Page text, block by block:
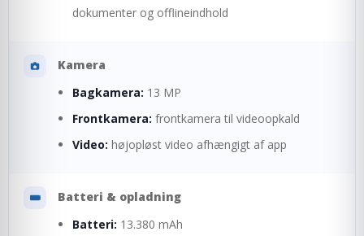
dokumenter og offlineindhold
Kamera
Bagkamera: 13 MP
Frontkamera: frontkamera til videoopkald
Video: højopløst video afhængigt af app
Batteri & opladning
Batteri: 13.380 mAh